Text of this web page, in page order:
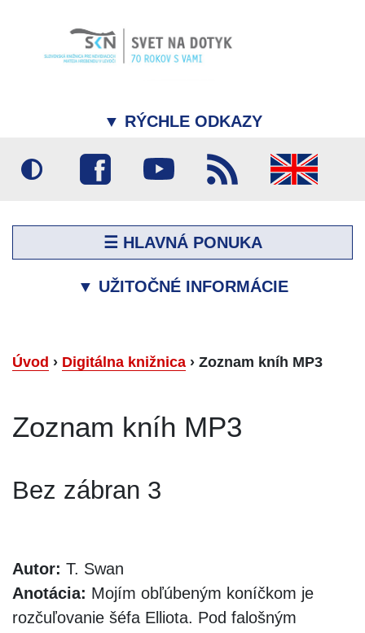
▼ RÝCHLE ODKAZY
☰ HLAVNÁ PONUKA
▼ UŽITOČNÉ INFORMÁCIE
Úvod › Digitálna knižnica › Zoznam kníh MP3
Zoznam kníh MP3
Bez zábran 3
Autor: T. Swan
Anotácia: Mojím obľúbeným koníčkom je
rozčuľovanie šéfa Elliota. Pod falošným